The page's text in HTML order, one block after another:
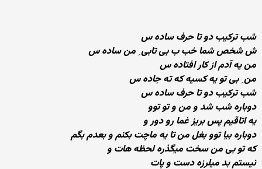
شب ترکیب دو تا حرف ساده س
ش شخص شما خب ب بی تابی ِ من ساده س
من یه آدم از کار افتاده س
من ِ بی تو یه کسیه که ته جاده س
شب ترکیب دو تا حرف ساده س
دوباره شب شد و من و تو توو
یه اتاقیم پس بریز غما رو دور و
دوباره بیا توو بغل من تا یه ماچت بكنم و بعدم بگم
که تو بی من سخت میگذره لحظه هات و
نیستم بد میلرزه دست و پات